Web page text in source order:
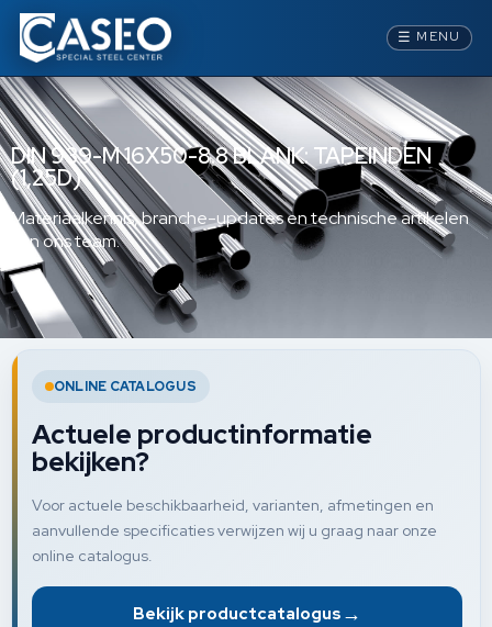
☰ MENU
DIN 939-M 16X50-8.8 BLANK: TAPEINDEN
(1,25D)
Materiaalkennis, branche-updates en technische artikelen
van ons team.
ONLINE CATALOGUS
Actuele productinformatie
bekijken?
Voor actuele beschikbaarheid, varianten, afmetingen en
aanvullende specificaties verwijzen wij u graag naar onze
online catalogus.
Bekijk productcatalogus →